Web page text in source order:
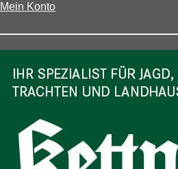
Mein Konto